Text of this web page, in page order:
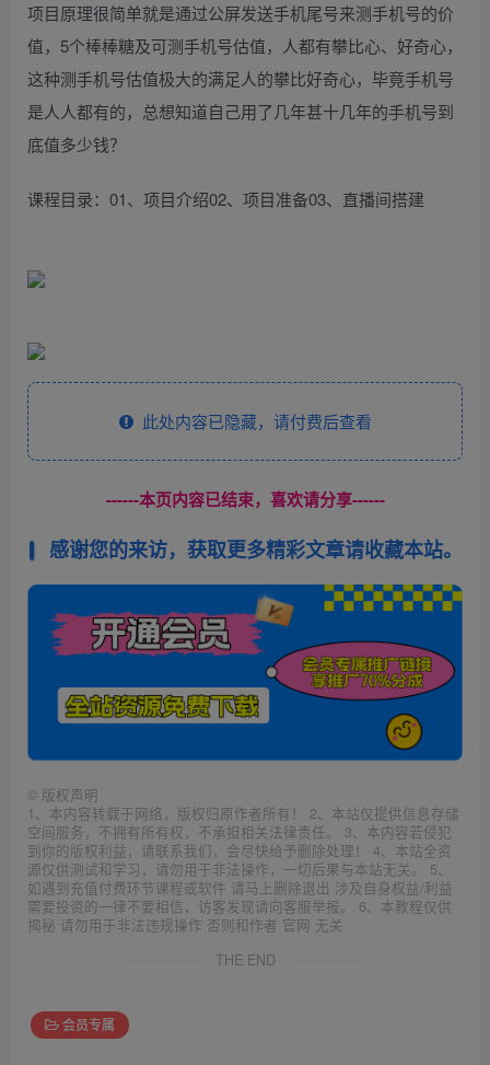
项目原理很简单就是通过公屏发送手机尾号来测手机号的价
值，5个棒棒糖及可测手机号估值，人都有攀比心、好奇心，
这种测手机号估值极大的满足人的攀比好奇心，毕竟手机号
是人人都有的，总想知道自己用了几年甚十几年的手机号到
底值多少钱？
课程目录：01、项目介绍02、项目准备03、直播间搭建
此处内容已隐藏，请付费后查看
------本页内容已结束，喜欢请分享------
感谢您的来访，获取更多精彩文章请收藏本站。
© 版权声明
1、本内容转载于网络，版权归原作者所有！ 2、本站仅提供信息存储
空间服务，不拥有所有权，不承担相关法律责任。 3、本内容若侵犯
到你的版权利益，请联系我们，会尽快给予删除处理！ 4、本站全资
源仅供测试和学习，请勿用于非法操作，一切后果与本站无关。 5、
如遇到充值付费环节课程或软件 请马上删除退出 涉及自身权益/利益
需要投资的一律不要相信，访客发现请向客服举报。 6、本教程仅供
揭秘 请勿用于非法违规操作 否则和作者 官网 无关
THE END
会员专属